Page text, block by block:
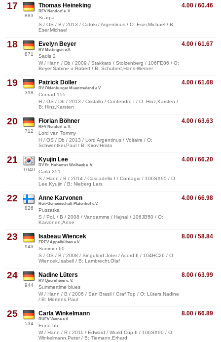
17
883
4.00 / 60.46
Thomas Heineking
RFV Nendorf e. V.
Scarpa
S / OS / B / 2013 / Catoki / Argentinus / O: Eser,Michael / B:
Eser,Michael
18
871
4.00 / 61.67
Evelyn Beyer
RV Mettingen e.V.
Sadis 2
W / Hann / Db / 2009 / Stakkato / Stolzenberg / 106FE86 / O:
Beyer,Sabine u.Robert / B: Schubert,Hans-Werner
19
398
4.00 / 61.68
Patrick Döller
RV Oldenburger Muensterland e.V
Conrad 155
H / OS / Db / 2013 / Cristallo / Contendro I / O: Hinz,Karsten /
B: Hinz,Karsten
20
712
4.00 / 63.63
Florian Böhner
RFV Nendorf e. V.
Lord van Tommy
H / OS / Db / 2013 / Lord Argentinus / Voltaire / O:
Schwentker,Paul / B: Kirov,Hristo
21
1040
4.00 / 66.20
Kyujin Lee
RV St. Hubertus Wolbeck e. V.
Carla 251
S / Hann / B / 2014 / Cascadello I / Contagio / 106SX95 / O:
Lee,Kyujin / B: Nieberg,Lars
22
826
4.00 / 66.98
Anne Karvonen
Reit-Gemeinschaft Platenhof e.V.
Puszatka
S / Pol. / B / 2008 / Vandamme / Hejnal / 106JB50 / O:
Karvonen,Anne
23
943
8.00 / 58.84
Isabeau Wiencek
ZRFV Appelhülsen e.V.
Summer 60
S / OS / B / 2008 / Singulord Joter / Acord II / 104HC26 / O:
Wiencek,Isabell / B: Lambrecht,Olaf
24
944
8.00 / 63.99
Nadine Lüters
RV Quernheim e. V.
Summertime blues
W / Hann / B / 2006 / San Brasil / Graf Top / O: Lüters,Nadine
/ B: Mertens,Paul
25
534
8.00 / 66.89
Carla Winkelmann
RUFV Venne e.V.
Enno 55
W / Hann / R / 2011 / Edward / World Cup II / 106SX90 / O:
Winkelmann,Peter / B: Tiemann,Erhard